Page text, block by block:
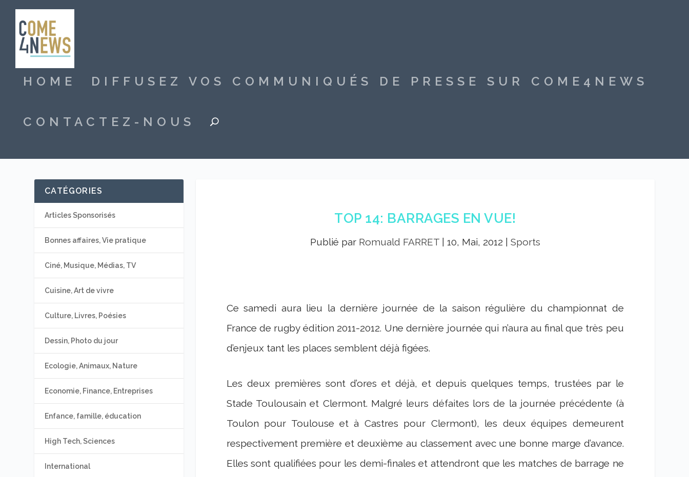
HOME DIFFUSEZ VOS COMMUNIQUÉS DE PRESSE SUR COME4NEWS
CONTACTEZ-NOUS
TOP 14: BARRAGES EN VUE!
Publié par Romuald FARRET| 10, Mai, 2012 Sports
Ce samedi aura lieu la dernière journée de la saison régulière du championnat de
France de rugby édition 2011-2012. Une dernière journée qui n’aura au final que très peu
d’enjeux tant les places semblent déjà figées.
Les deux premières sont d’ores et déjà, et depuis quelques temps, trustées par le
Stade Toulousain et Clermont. Malgré leurs défaites lors de la journée précédente (à
Toulon pour Toulouse et à Castres pour Clermont), les deux équipes demeurent
respectivement première et deuxième au classement avec une bonne marge d’avance.
Elles sont qualifiées pour les demi-finales et attendront que les matches de barrage ne
CATÉGORIES
Articles Sponsorisés
Bonnes affaires, Vie pratique
Ciné, Musique, Médias, TV
Cuisine, Art de vivre
Culture, Livres, Poésies
Dessin, Photo du jour
Ecologie, Animaux, Nature
Economie, Finance, Entreprises
Enfance, famille, éducation
High Tech, Sciences
International